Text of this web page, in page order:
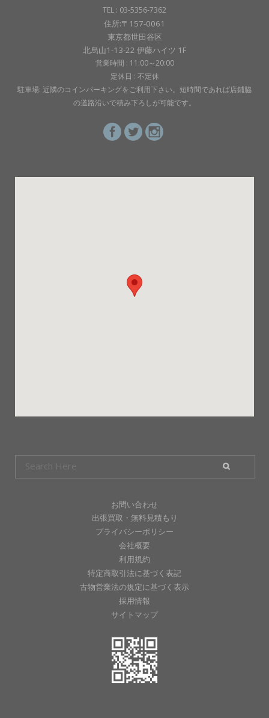
TEL : 03-5356-7362
住所:〒157-0061
東京都世田谷区
北烏山1-13-22 伊藤ハイツ 1F
営業時間 : 11:00～20:00
定休日 : 不定休
駐車場: 近隣のコインパーキングをご利用下さい。短時間であれば店鋪脇
の道路沿いで積み下ろしが可能です。
お問い合わせ
出張買取・無料見積もり
プライバシーポリシー
会社概要
利用規約
特定商取引法に基づく表記
古物営業法の規定に基づく表示
採用情報
サイトマップ